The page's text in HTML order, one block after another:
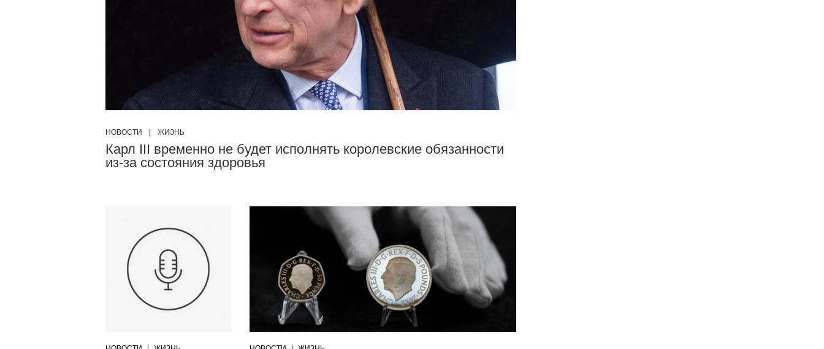
НОВОСТИ ЖИЗНЬ
Карл III временно не будет исполнять королевские обязанности
из-за состояния здоровья